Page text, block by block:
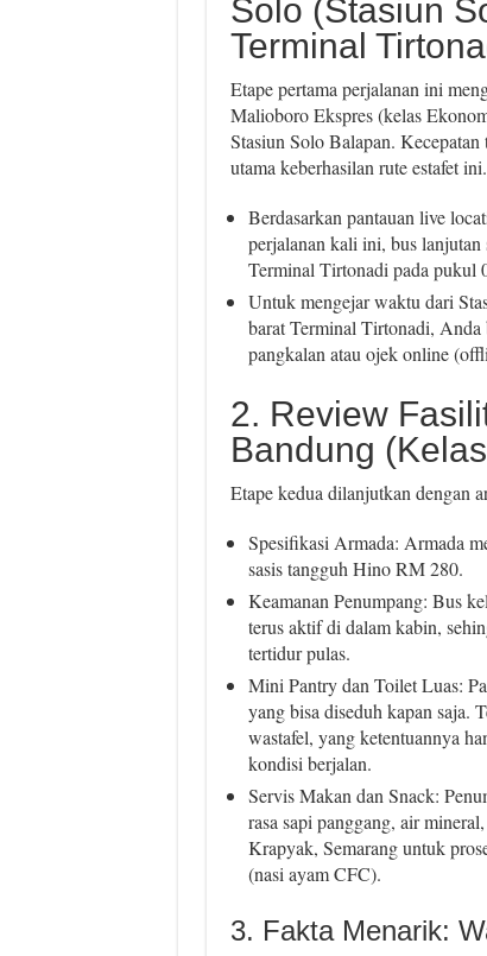
Solo (Stasiun
Terminal
Etape pertama perjalanan ini
Malioboro Ekspres (kelas
Stasiun Solo Balapan.
utama keberhasilan rute estafet ini.
Berdasarkan pantauan live
perjalanan kali ini, bus lanjutan
Terminal Tirtonadi pada pukul
Untuk mengejar waktu dari
barat Terminal Tirtonadi, Anda
pangkalan atau ojek online
2. Review
Bandung
Etape kedua dilanjutkan dengan
Spesifikasi Armada: Armada
sasis tangguh Hino RM 280.
Keamanan Penumpang: Bus
terus aktif di dalam kabin,
tertidur pulas.
Mini Pantry dan Toilet Luas:
yang bisa diseduh kapan saja.
wastafel, yang ketentuannya
kondisi berjalan.
Servis Makan dan Snack:
rasa sapi panggang, air
Krapyak, Semarang untuk
(nasi ayam CFC).
3. Fakta Menarik: